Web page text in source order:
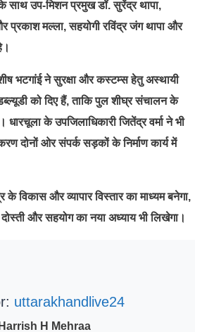
के साथ उप-मिशन प्रमुख डॉ. सुरेंद्र थापा,
प्रकाश मल्ला, सहयोगी रविंद्र जंग थापा और
भटगांई ने सुरक्षा और कस्टम्स हेतु अस्थायी
को दिए हैं, ताकि पुल शीघ्र संचालन के
धारचूला के उपजिलाधिकारी जितेंद्र वर्मा ने भी
दोनों ओर संपर्क सड़कों के निर्माण कार्य में
विकास और व्यापार विस्तार का माध्यम बनेगा,
और सहयोग का नया अध्याय भी लिखेगा।
uttarakhandlive24
Harrish H Mehraa